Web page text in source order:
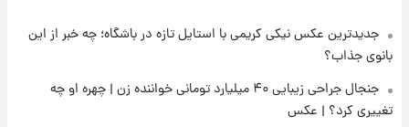
۱۷ ساعت پیش
جدیدترین عکس نیکی کریمی با استایل تازه در باشگاه؛ چه خبر از این
بانوی جذاب؟
جنجال جراحی زیبایی ۴۰ میلیارد تومانی خواننده زن | چهره او چه
تغییری کرد؟ | عکس